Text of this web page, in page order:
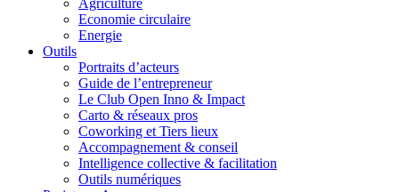
Agriculture
Economie circulaire
Energie
Outils
Portraits d’acteurs
Guide de l’entrepreneur
Le Club Open Inno & Impact
Carto & réseaux pros
Coworking et Tiers lieux
Accompagnement & conseil
Intelligence collective & facilitation
Outils numériques